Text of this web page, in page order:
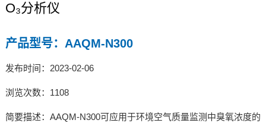
O₃分析仪
产品型号：AAQM-N300
发布时间：2023-02-06
浏览次数：1108
简要描述：AAQM-N300可应⽤于环境空⽓质量监测中臭氧浓度的